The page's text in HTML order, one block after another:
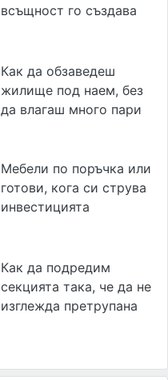
всъщност го създава
Как да обзаведеш
жилище под наем, без
да влагаш много пари
Мебели по поръчка или
готови, кога си струва
инвестицията
Как да подредим
секцията така, че да не
изглежда претрупана